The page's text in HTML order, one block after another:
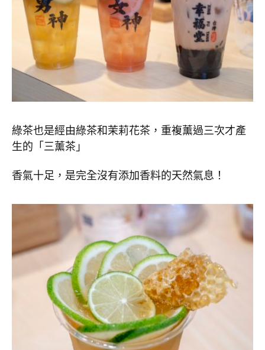
綠茶也是經由綠茶和茉莉花茶，重複薰過三次才產
生的「三薰茶」
香氣十足，是完全沒有添加香料的天然氣息！